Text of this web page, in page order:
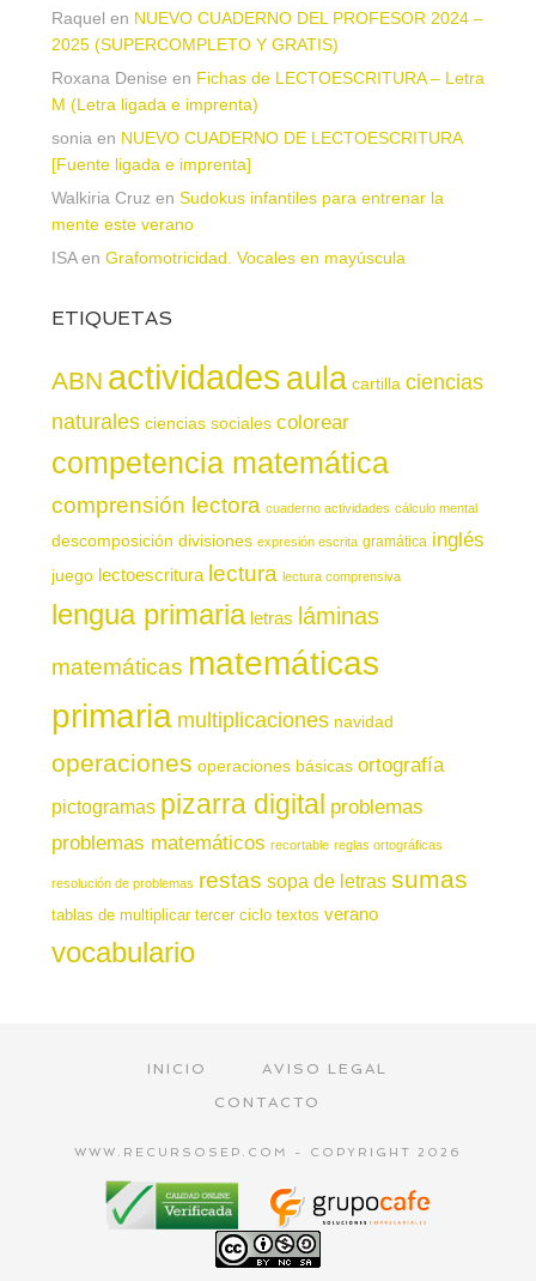
Raquel en NUEVO CUADERNO DEL PROFESOR 2024 –
2025 (SUPERCOMPLETO Y GRATIS)
Roxana Denise en Fichas de LECTOESCRITURA – Letra
M (Letra ligada e imprenta)
sonia en NUEVO CUADERNO DE LECTOESCRITURA
[Fuente ligada e imprenta]
Walkiria Cruz en Sudokus infantiles para entrenar la
mente este verano
ISAen Grafomotricidad. Vocales en mayúscula
ETIQUETAS
ABN actividadesaula cartilla ciencias
naturales ciencias sociales colorear
competencia matemática
comprensión lectora cuaderno actividades cálculo mental
descomposición divisiones expresión escrita gramática inglés
juego lectoescritura lectura lectura comprensiva
lengua primaria letras láminas
matemáticas matemáticas
primaria multiplicaciones navidad
operaciones operaciones básicas ortografía
pictogramas pizarra digital problemas
problemas matemáticos recortable reglas ortográficas
resolución de problemas restas sopa de letras sumas
tablas de multiplicar tercer ciclo textos verano
vocabulario
INICIO
AVISO LEGAL
CONTACTO
WWW.RECURSOSEP.COM - COPYRIGHT 2026